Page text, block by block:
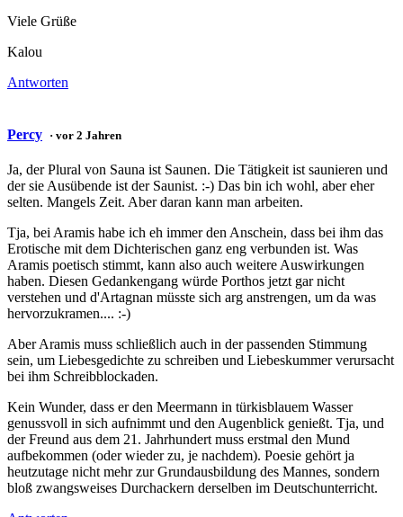
Viele Grüße
Kalou
Antworten
Percy · vor 2 Jahren
Ja, der Plural von Sauna ist Saunen. Die Tätigkeit ist saunieren und
der sie Ausübende ist der Saunist. :-) Das bin ich wohl, aber eher
selten. Mangels Zeit. Aber daran kann man arbeiten.
Tja, bei Aramis habe ich eh immer den Anschein, dass bei ihm das
Erotische mit dem Dichterischen ganz eng verbunden ist. Was
Aramis poetisch stimmt, kann also auch weitere Auswirkungen
haben. Diesen Gedankengang würde Porthos jetzt gar nicht
verstehen und d'Artagnan müsste sich arg anstrengen, um da was
hervorzukramen.... :-)
Aber Aramis muss schließlich auch in der passenden Stimmung
sein, um Liebesgedichte zu schreiben und Liebeskummer verursacht
bei ihm Schreibblockaden.
Kein Wunder, dass er den Meermann in türkisblauem Wasser
genussvoll in sich aufnimmt und den Augenblick genießt. Tja, und
der Freund aus dem 21. Jahrhundert muss erstmal den Mund
aufbekommen (oder wieder zu, je nachdem). Poesie gehört ja
heutzutage nicht mehr zur Grundausbildung des Mannes, sondern
bloß zwangsweises Durchackern derselben im Deutschunterricht.